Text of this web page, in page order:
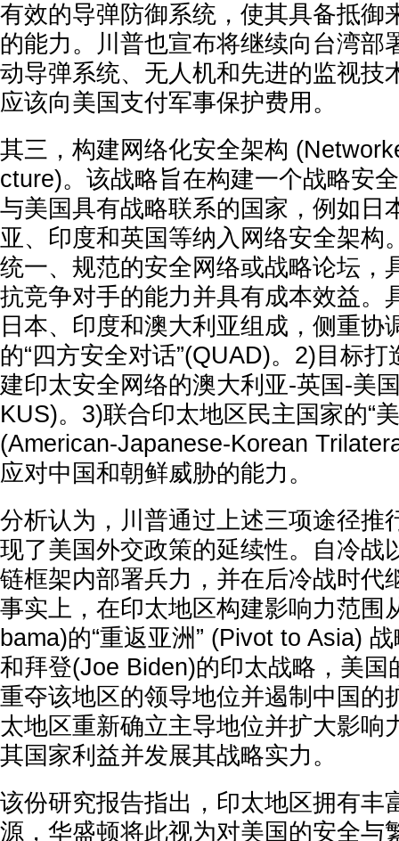
有效的导弹防御系统，使其具备抵御
的能力。川普也宣布将继续向台湾部
动导弹系统、无人机和先进的监视技
应该向美国支付军事保护费用。
其三，构建网络化安全架构
cture)。该战略旨在构建一个战略安
与美国具有战略联系的国家，例如日
亚、印度和英国等纳入网络安全架构
统一、规范的安全网络或战略论坛，
抗竞争对手的能力并具有成本效益。
日本、印度和澳大利亚组成，侧重协
的“四方安全对话”(QUAD)。2)目标
建印太安全网络的澳大利亚-英国-美
KUS)。3)联合印太地区民主国家的“
(American-Japanese-Korean
应对中国和朝鲜威胁的能力。
分析认为，川普通过上述三项途径推
现了美国外交政策的延续性。自冷战
链框架内部署兵力，并在后冷战时代
事实上，在印太地区构建影响力范围
bama)的“重返亚洲” (Pivot to Asia)
和拜登(Joe Biden)的印太战略，美国
重夺该地区的领导地位并遏制中国的
太地区重新确立主导地位并扩大影响
其国家利益并发展其战略实力。
该份研究报告指出，印太地区拥有丰
源，华盛顿将此视为对美国的安全与